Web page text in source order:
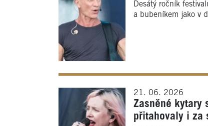
Desátý ročník
a bubeníkem jako v
21. 06. 2026
Zasněné kytary
přitahovaly i za